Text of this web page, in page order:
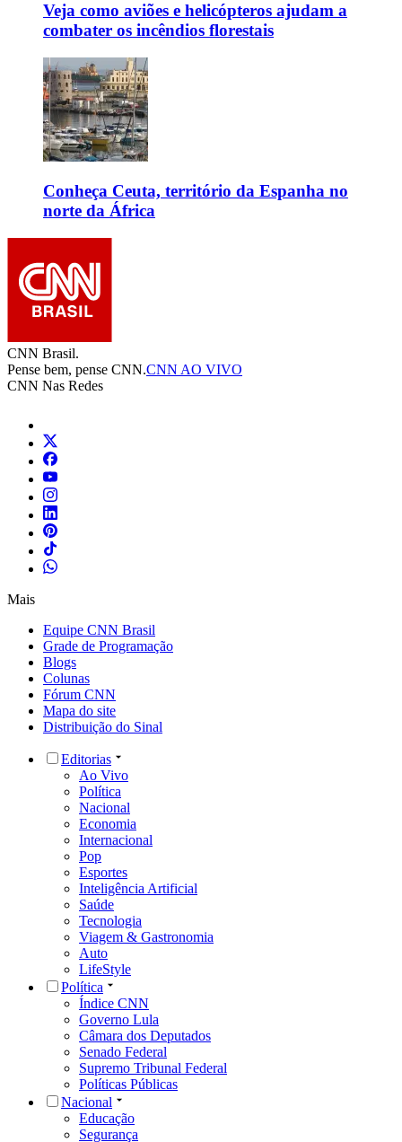
Veja como aviões e helicópteros ajudam a
combater os incêndios florestais
Conheça Ceuta, território da Espanha no
norte da África
CNN Brasil.
Pense bem, pense CNN.CNN AO VIVO
CNN Nas Redes
Mais
Equipe CNN Brasil
Grade de Programação
Blogs
Colunas
Fórum CNN
Mapa do site
Distribuição do Sinal
Editorias
Ao Vivo
Política
Nacional
Economia
Internacional
Pop
Esportes
Inteligência Artificial
Saúde
Tecnologia
Viagem & Gastronomia
Auto
LifeStyle
Política
Índice CNN
Governo Lula
Câmara dos Deputados
Senado Federal
Supremo Tribunal Federal
Políticas Públicas
Nacional
Educação
Segurança